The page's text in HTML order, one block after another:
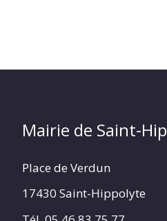
Mairie de Saint-
Place de Verdun
17430 Saint-Hippolyte